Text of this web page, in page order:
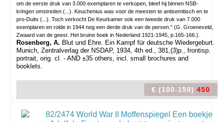
om de eerste druk van 3.000 exemplaren te verkopen, bleef hij binnen NSB-
kringen omstreden (...). Keuchenius was voor de meesten te antisemitisch en te
pro-Duits (...). Toch verkocht De Keurkamer ook een tweede druk van 7.000
exemplaren en rolde in 1944 nog een derde druk van de persen." (G. Groeneveld,
Zwaard van de geest. Het bruine boek in Nederland 1921-1945, p.165-166.).
Rosenberg, A. Blut und Ehre. Ein Kampf für deutsche Wiedergeburt.
Munich, Zentralverlag der NSDAP, 1934, 4th ed., 381,(3)p., frontisp.
portrait, orig. cl. - AND ±35 others, incl. small brochures and
booklets.
€ (100-150) 450